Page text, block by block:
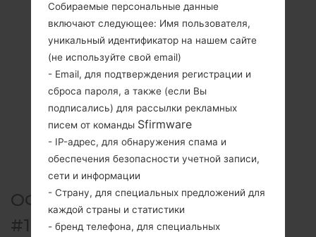
ОФИЦИАЛЬНАЯ ПРОШИВКА
#10873 ДЛЯ SM-G3568V -
Собираемые персональные данные
включают следующее: Имя пользователя,
уникальный идентификатор на нашем сайте
(не используйте свой email)
- Email, для подтверждения регистрации и
сброса пароля, а также (если Вы
подписались) для рассылки рекламных
писем от команды Sfirmware
- IP-адрес, для обнаружения спама и
обеспечения безопасности учетной записи,
сети и информации
- Страну, для специальных предложений для
каждой страны и статистики
- бренд телефона, для специальных